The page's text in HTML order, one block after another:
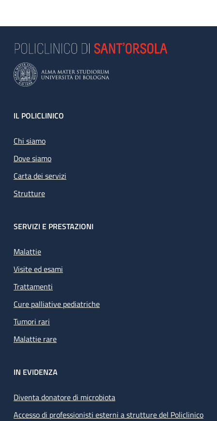
Footer
IL POLICLINICO
Chi siamo
Dove siamo
Carta dei servizi
Strutture
SERVIZI E PRESTAZIONI
Malattie
Visite ed esami
Trattamenti
Cure palliative pediatriche
Tumori rari
Malattie rare
IN EVIDENZA
Diventa donatore di microbiota
Accesso di professionisti esterni a strutture del Policlinico